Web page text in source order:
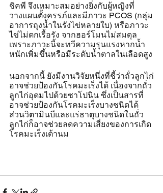
ชิคพี จึงเหมาะสมอย่างยิ่งกับผู้หญิงที่
วางแผนตั้งครรภ์และมีภาวะ PCOS (กลุ่ม
อาการถุงน้ำในรังไข่หลายใบ) หรือภาวะ
ไข่ไม่ตกเรื้อรัง จากฮอร์โมนไม่สมดุล
เพราะภาวะนี้จะทวีความรุนแรงหากน้ำ
หนักเพิ่มขึ้นหรือมีระดับน้ำตาลในเลือดสูง
นอกจากนี้ ยังมีงานวิจัยหนึ่งที่ชี้ว่าถั่วลูกไก่
อาจช่วยป้องกันโรคมะเร็งได้ เนื่องจากถั่ว
ลูกไก่อุดมไปด้วยซาโปนิน ซึ่งเป็นสารที่
อาจช่วยป้องกันโรคมะเร็งบางชนิดได้
ส่วนวิตามินบีและแร่ธาตุบางชนิดในถั่ว
ลูกไก่ก็อาจช่วยลดความเสี่ยงของการเกิด
โรคมะเร็งเต้านม